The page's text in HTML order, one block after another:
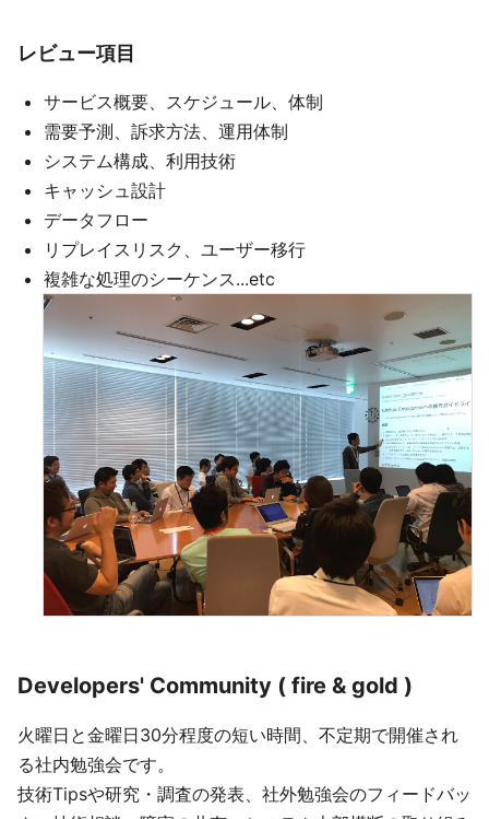
レビュー項目
サービス概要、スケジュール、体制
需要予測、訴求方法、運用体制
システム構成、利用技術
キャッシュ設計
データフロー
リプレイスリスク、ユーザー移行
複雑な処理のシーケンス...etc
Developers' Community ( fire & gold )
火曜日と金曜日30分程度の短い時間、不定期で開催され
る社内勉強会です。
技術Tipsや研究・調査の発表、社外勉強会のフィードバッ